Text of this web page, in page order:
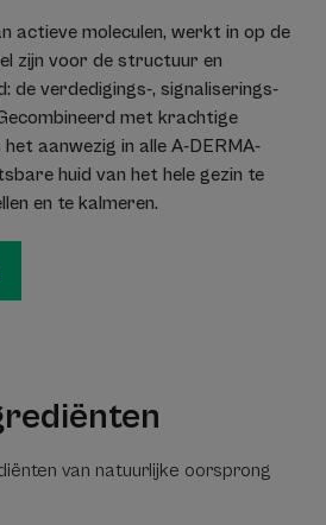
de borstvoeding.
actieve moleculen, werkt in op de
zijn voor de structuur en
de verdedigings-, signaliserings-
met krachtige
aanwezig in alle A-DERMA-
huid van het hele gezin te
en te kalmeren.
van natuurlijke oorsprong